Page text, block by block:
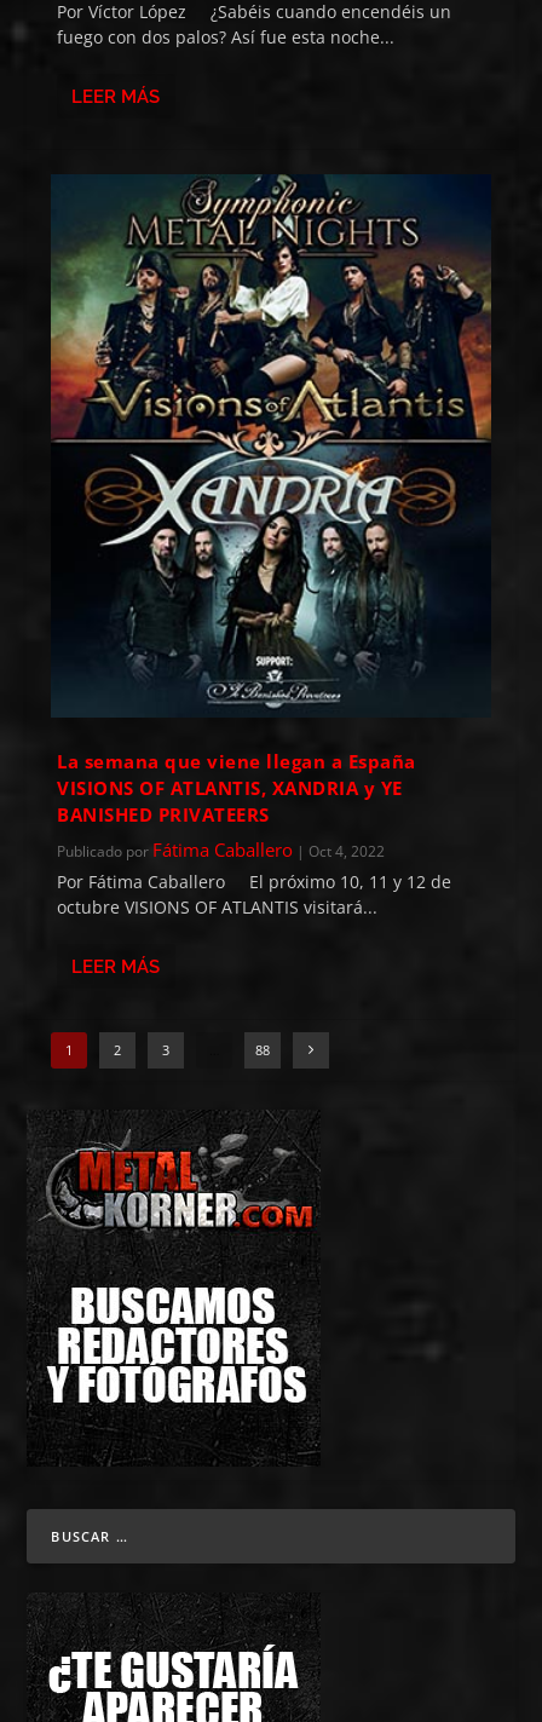
Por Víctor López ¿Sabéis cuando encendéis un
fuego con dos palos? Así fue esta noche...
LEER MÁS
La semana que viene llegan a España
VISIONS OF ATLANTIS, XANDRIA y YE
BANISHED PRIVATEERS
Publicado por Fátima Caballero | Oct 4, 2022
Por Fátima Caballero El próximo 10, 11 y 12 de
octubre VISIONS OF ATLANTIS visitará...
LEER MÁS
1 2 3 88